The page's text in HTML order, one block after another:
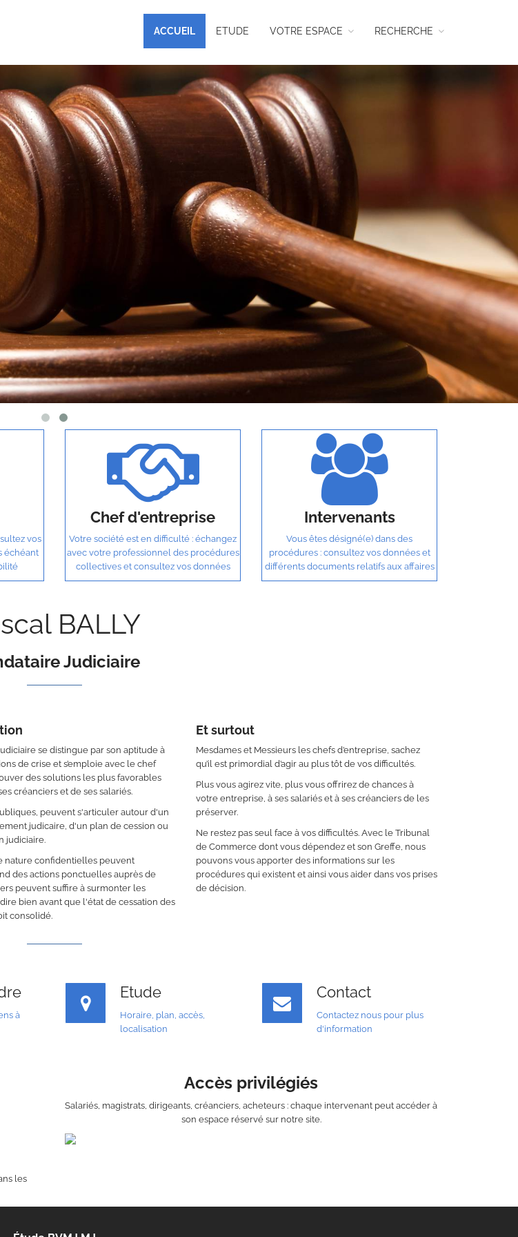
ACCUEIL ETUDE VOTRE ESPACE RECHERCHE
vos
échéant
Chef d'entreprise
Votre société est en difficulté : échangez
avec votre professionnel des procédures
collectives et consultez vos données
Intervenants
Vous êtes désigné(e) dans des
procédures : consultez vos données et
différents documents relatifs aux affaires
BALLY
Judiciaire
se distingue par son aptitude à
de crise et s’emploie avec le chef
des solutions les plus favorables
créanciers et de ses salariés.
peuvent s'articuler autour d'un
judicaire, d'un plan de cession ou
judiciaire.
nature confidentielles peuvent
des actions ponctuelles auprès de
peuvent suffire à surmonter les
bien avant que l'état de cessation des
consolidé.
Et surtout
Mesdames et Messieurs les chefs d’entreprise, sachez
qu’il est primordial d’agir au plus tôt de vos difficultés.
Plus vous agirez vite, plus vous offrirez de chances à
votre entreprise, à ses salariés et à ses créanciers de les
préserver.
Ne restez pas seul face à vos difficultés. Avec le Tribunal
de Commerce dont vous dépendez et son Greffe, nous
pouvons vous apporter des informations sur les
procédures qui existent et ainsi vous aider dans vos prises
de décision.
à
Etude
Horaire, plan, accès,
localisation
Contact
Contactez nous pour plus
d'information
Accès privilégiés
Salariés, magistrats, dirigeants, créanciers, acheteurs : chaque intervenant peut accéder à
son espace réservé sur notre site.
les